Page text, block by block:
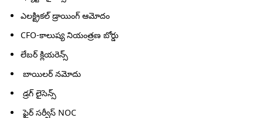
ఎలక్ట్రికల్ డ్రాయింగ్ ఆమోదం
CFO-కాలుష్య నియంత్రణ బోర్డు
లేబర్ క్లియరెన్స్
బాయిలర్ నమోదు
డ్రగ్ లైసెన్స్
ఫైర్ సర్వీస్ NOC